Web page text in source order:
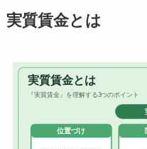
実質賃金とは